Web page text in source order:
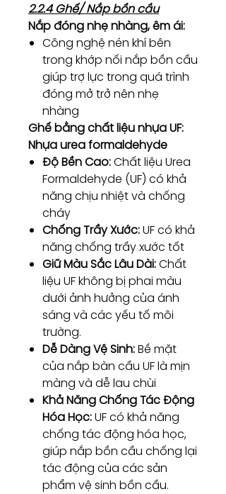
2.2.4 Ghế/ Nắp bồn cầu
Nắp đóng nhẹ nhàng, êm ái:
Công nghệ nén khí bên
trong khớp nối nắp bồn cầu
giúp trợ lực trong quá trình
đóng mở trở nên nhẹ
nhàng
Ghế bằng chất liệu nhựa UF:
Nhựa urea formaldehyde
Độ Bền Cao:Chất liệu Urea
Formaldehyde (UF) có khả
năng chịu nhiệt và chống
cháy
Chống Trầy Xước:UF có khả
năng chống trầy xước tốt
Giữ Màu Sắc Lâu Dài:Chất
liệu UF không bị phai màu
dưới ảnh hưởng của ánh
sáng và các yếu tố môi
trường.
Dễ Dàng Vệ Sinh:Bề mặt
của nắp bàn cầu UF là mịn
màng và dễ lau chùi
Khả Năng Chống Tác Động
Hóa Học:UF có khả năng
chống tác động hóa học,
giúp nắp bồn cầu chống lại
tác động của các sản
phẩm vệ sinh bồn cầu.